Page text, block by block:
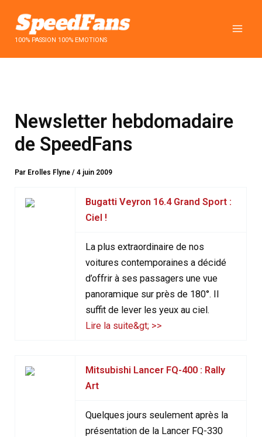
contenu100% PASSION 100% EMOTIONS
Newsletter hebdomadaire
de SpeedFans
Par Erolles Flyne/4 juin 2009
Bugatti Veyron 16.4 Grand Sport :
Ciel !
La plus extraordinaire de nos
voitures contemporaines a décidé
d’offrir à ses passagers une vue
panoramique sur près de 180°. Il
suffit de lever les yeux au ciel.
Lire la suite&gt; >>
Mitsubishi Lancer FQ-400 : Rally
Art
Quelques jours seulement après la
présentation de la Lancer FQ-330